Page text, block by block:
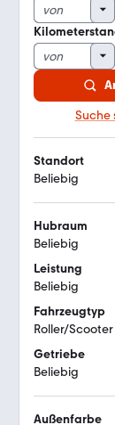
Suche
Standort
Beliebig
Hubraum
Beliebig
Leistung
Beliebig
Fahrzeugtyp
Roller/Scooter
Getriebe
Beliebig
Außenfarbe